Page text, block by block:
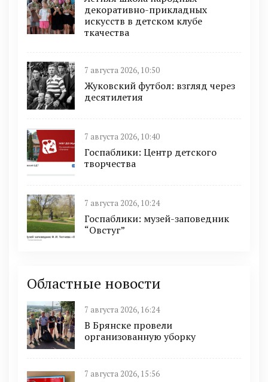
декоративно-прикладных
искусств в детском клубе
ткачества
7 августа 2026, 10:50
Жуковский футбол: взгляд через
десятилетия
7 августа 2026, 10:40
Госпаблики: Центр детского
творчества
7 августа 2026, 10:24
Госпаблики: музей-заповедник
“Овстуг”
Областные новости
7 августа 2026, 16:24
В Брянске провели
организованную уборку
7 августа 2026, 15:56